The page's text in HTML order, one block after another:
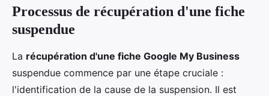
Processus de récupération d'une fiche
suspendue
La récupération d'une fiche Google My Business
suspendue commence par une étape cruciale :
l'identification de la cause de la suspension. Il est